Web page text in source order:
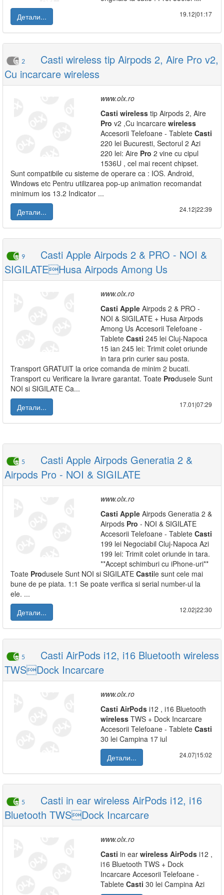
Детали...
19.12|01:17
2
Casti wireless tip Airpods 2, Aire Pro v2,
Cu incarcare wireless
www.olx.ro
Casti wireless tip Airpods 2, Aire
Pro v2 ,Cu incarcare wireless
Accesorii Telefoane - Tablete Casti
220 lei Bucuresti, Sectorul 2 Azi
220 lei: Aire Pro 2 vine cu cipul
1536U , cel mai recent chipset.
Sunt compatibile cu sisteme de operare ca : IOS. Android,
Windows etc Pentru utilizarea pop-up animation recomandat
minimum ios 13.2 Indicator ...
Детали...
24.12|22:39
9
Casti Apple Airpods 2 & PRO - NOI &
SIGILATEHusa Airpods Among Us
www.olx.ro
Casti Apple Airpods 2 & PRO -
NOI & SIGILATE + Husa Airpods
Among Us Accesorii Telefoane -
Tablete Casti 245 lei Cluj-Napoca
15 ian 245 lei: Trimit colet oriunde
in tara prin curier sau posta.
Transport GRATUIT la orice comanda de minim 2 bucati.
Transport cu Verificare la livrare garantat. Toate Produsele Sunt
NOI si SIGILATE Ca...
Детали...
17.01|07:29
5
Casti Apple Airpods Generatia 2 &
Airpods Pro - NOI & SIGILATE
www.olx.ro
Casti Apple Airpods Generatia 2 &
Airpods Pro - NOI & SIGILATE
Accesorii Telefoane - Tablete Casti
199 lei Negociabil Cluj-Napoca Azi
199 lei: Trimit colet oriunde in tara.
**Accept schimburi cu iPhone-uri**
Toate Produsele Sunt NOI si SIGILATE Castile sunt cele mai
bune de pe piata. 1:1 Se poate verifica si serial number-ul la
ele. ...
Детали...
12.02|22:30
5
Casti AirPods i12, i16 Bluetooth wireless
TWSDock Incarcare
www.olx.ro
Casti AirPods i12 , i16 Bluetooth
wireless TWS + Dock Incarcare
Accesorii Telefoane - Tablete Casti
30 lei Campina 17 iul
Детали...
24.07|15:02
5
Casti in ear wireless AirPods i12, i16
Bluetooth TWSDock Incarcare
www.olx.ro
Casti in ear wireless AirPods i12 ,
i16 Bluetooth TWS + Dock
Incarcare Accesorii Telefoane -
Tablete Casti 30 lei Campina Azi